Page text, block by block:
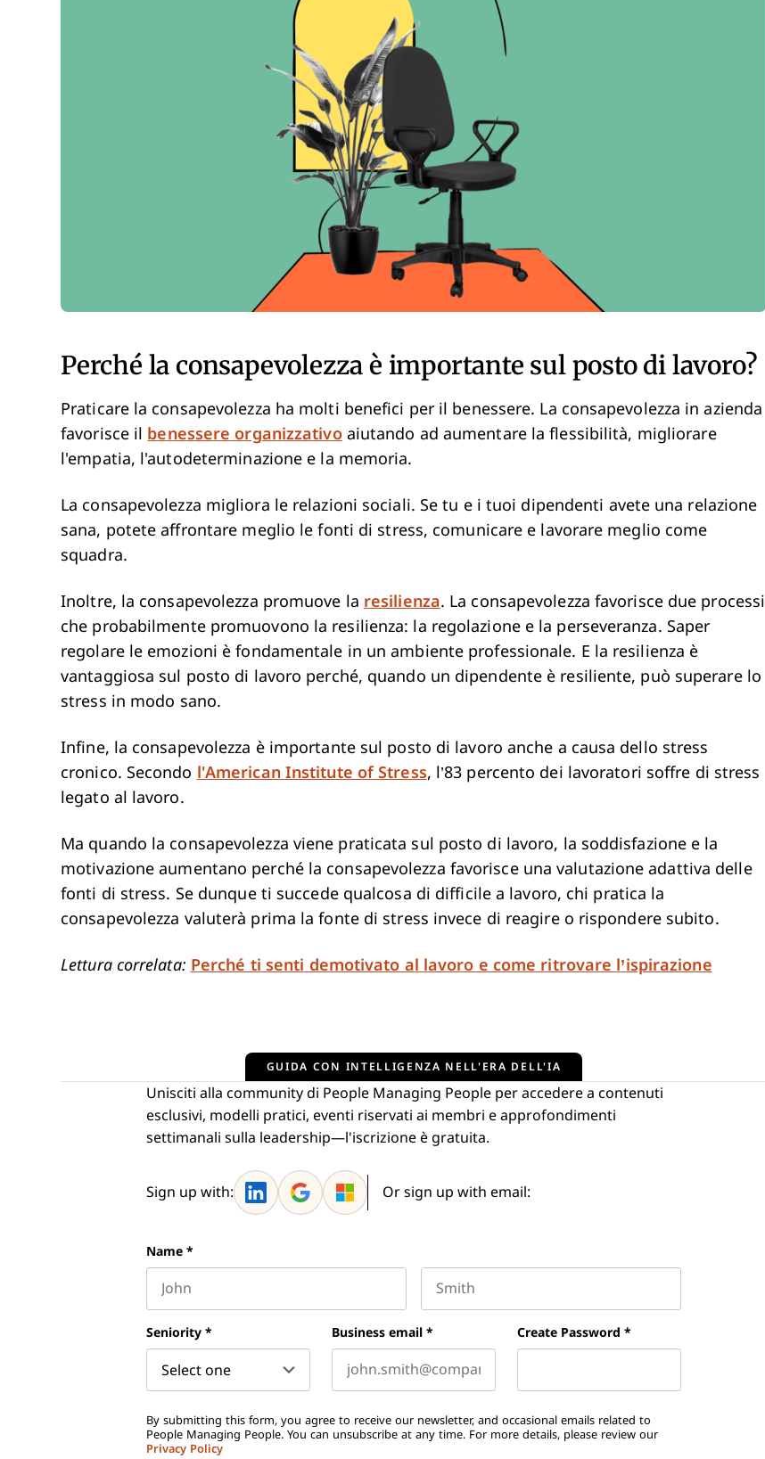
Perché la consapevolezza è importante sul posto di lavoro?
Praticare la consapevolezza ha molti benefici per il benessere. La consapevolezza in azienda
favorisce il benessere organizzativoaiutando ad aumentare la flessibilità, migliorare
l'empatia, l'autodeterminazione e la memoria.
La consapevolezza migliora le relazioni sociali. Se tu e i tuoi dipendenti avete una relazione
sana, potete affrontare meglio le fonti di stress, comunicare e lavorare meglio come
squadra.
Inoltre, la consapevolezza promuove la resilienza. La consapevolezza favorisce due processi
che probabilmente promuovono la resilienza: la regolazione e la perseveranza. Saper
regolare le emozioni è fondamentale in un ambiente professionale. E la resilienza è
vantaggiosa sul posto di lavoro perché, quando un dipendente è resiliente, può superare lo
stress in modo sano.
Infine, la consapevolezza è importante sul posto di lavoro anche a causa dello stress
cronico. Secondo l'American Institute of Stress, l’83 percento dei lavoratori soffre di stress
legato al lavoro.
Ma quando la consapevolezza viene praticata sul posto di lavoro, la soddisfazione e la
motivazione aumentano perché la consapevolezza favorisce una valutazione adattiva delle
fonti di stress. Se dunque ti succede qualcosa di difficile a lavoro, chi pratica la
consapevolezza valuterà prima la fonte di stress invece di reagire o rispondere subito.
Lettura correlata: Perché ti senti demotivato al lavoro e come ritrovare l’ispirazione
GUIDA CON INTELLIGENZA NELL'ERA DELL'IA
Unisciti alla community di People Managing People per accedere a contenuti
esclusivi, modelli pratici, eventi riservati ai membri e approfondimenti
settimanali sulla leadership—l'iscrizione è gratuita.
Sign up with: Or sign up with email:
Name *
Seniority * Business email * Create Password *
By submitting this form, you agree to receive our newsletter, and occasional emails related to
People Managing People. You can unsubscribe at any time. For more details, please review our
Privacy Policy